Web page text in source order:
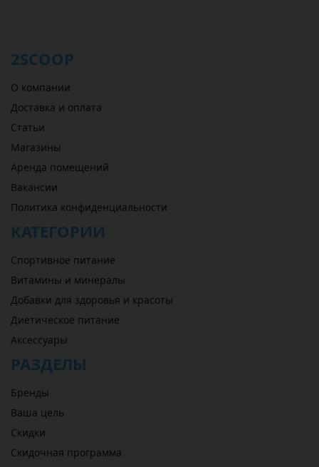
2SCOOP
О компании
Доставка и оплата
Статьи
Магазины
Аренда помещений
Вакансии
Политика конфиденциальности
КАТЕГОРИИ
Спортивное питание
Витамины и минералы
Добавки для здоровья и красоты
Диетическое питание
Аксессуары
РАЗДЕЛЫ
Бренды
Ваша цель
Скидки
Скидочная программа